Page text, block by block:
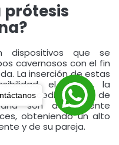
prótesis
dispositivos que se
cavernosos con el fin
La inserción de estas
el deseo, la
procedimientos de
son actualmente
obteniendo un alto
y de su pareja.